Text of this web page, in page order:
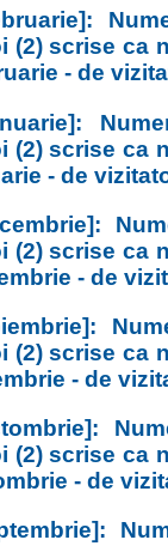
(2) scrise ca
- de
(2) scrise ca
- de
(2) scrise ca
- de
(2) scrise ca
- de
(2) scrise ca
- de